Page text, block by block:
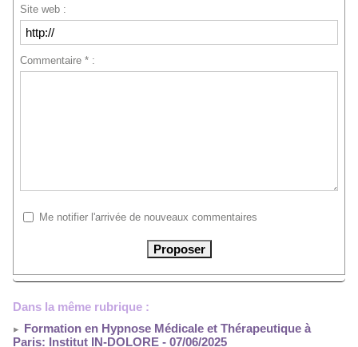
Site web :
Commentaire * :
Me notifier l'arrivée de nouveaux commentaires
Dans la même rubrique :
Formation en Hypnose Médicale et Thérapeutique à
Paris: Institut IN-DOLORE - 07/06/2025